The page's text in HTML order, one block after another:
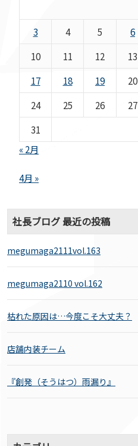
3
4 5 6
10
11 12 13
17
18 19 20
24
25 26 27
31
« 2月
4月 »
社長ブログ 最近の投稿
megumaga2111vol.163
megumaga2110 vol.162
枯れた原因は…今度こそ大丈夫？
店舗内装チーム
『創発（そうはつ）雨漏り』